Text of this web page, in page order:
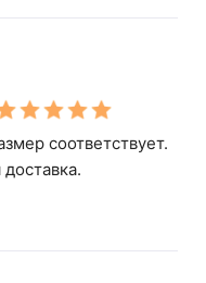
соответствует.